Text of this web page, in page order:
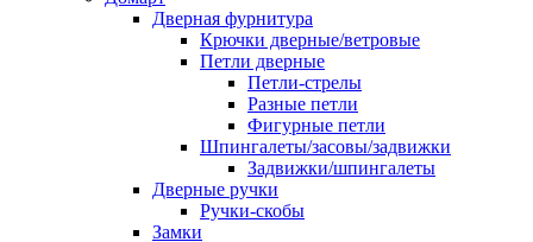
Дверная фурнитура
Крючки дверные/ветровые
Петли дверные
Петли-стрелы
Разные петли
Фигурные петли
Шпингалеты/засовы/задвижки
Задвижки/шпингалеты
Дверные ручки
Ручки-скобы
Замки